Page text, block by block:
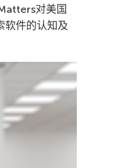
对美国
软件的认知及